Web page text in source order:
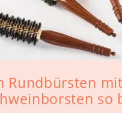
Rundbürsten mit
so